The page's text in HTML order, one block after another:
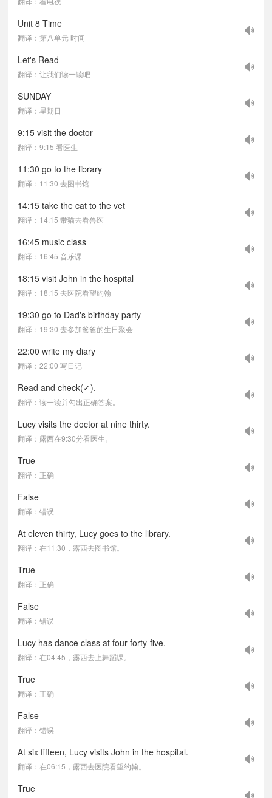
Unit 8 Time
翻译：第八单元 时间
Let's Read
翻译：让我们读一读吧
SUNDAY
翻译：星期日
9:15 visit the doctor
翻译：9:15 看医生
11:30 go to the library
翻译：11:30 去图书馆
14:15 take the cat to the vet
翻译：14:15 带猫去看兽医
16:45 music class
翻译：16:45 音乐课
18:15 visit John in the hospital
翻译：18:15 去医院看望约翰
19:30 go to Dad's birthday party
翻译：19:30 去参加爸爸的生日聚会
22:00 write my diary
翻译：22:00 写日记
Read and check(✓).
翻译：读一读并勾出正确答案。
Lucy visits the doctor at nine thirty.
翻译：露西在9:30分看医生。
True
翻译：正确
False
翻译：错误
At eleven thirty, Lucy goes to the library.
翻译：在11:30，露西去图书馆。
True
翻译：正确
False
翻译：错误
Lucy has dance class at four forty-five.
翻译：在04:45，露西去上舞蹈课。
True
翻译：正确
False
翻译：错误
At six fifteen, Lucy visits John in the hospital.
翻译：在06:15，露西去医院看望约翰。
True